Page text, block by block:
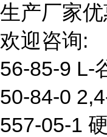
生产厂家
欢迎咨询:
56-85-9 L-
50-84-0
557-05-1